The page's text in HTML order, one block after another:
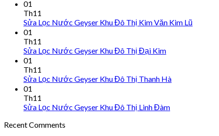
01
Th11
Sửa Lọc Nước Geyser Khu Đô Thị Kim Văn Kim Lũ
01
Th11
Sửa Lọc Nước Geyser Khu Đô Thị Đại Kim
01
Th11
Sửa Lọc Nước Geyser Khu Đô Thị Thanh Hà
01
Th11
Sửa Lọc Nước Geyser Khu Đô Thị Linh Đàm
Recent Comments